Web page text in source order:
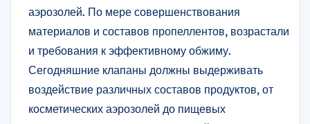
аэрозолей. По мере совершенствования
материалов и составов пропеллентов, возрастали
и требования к эффективному обжиму.
Сегодняшние клапаны должны выдерживать
воздействие различных составов продуктов, от
косметических аэрозолей до пищевых